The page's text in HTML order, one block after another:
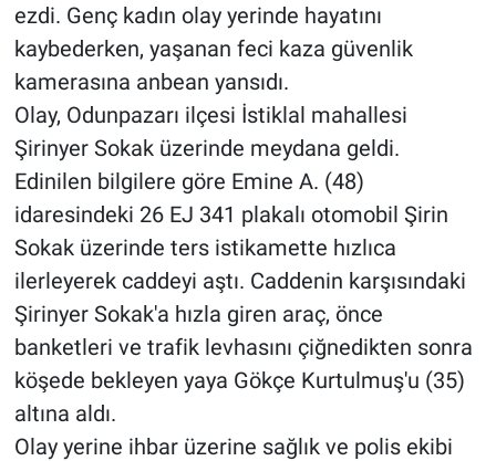
ezdi. Genç kadın olay yerinde hayatını
kaybederken, yaşanan feci kaza güvenlik
kamerasına anbean yansıdı.
Olay, Odunpazarı ilçesi İstiklal mahallesi
Şirinyer Sokak üzerinde meydana geldi.
Edinilen bilgilere göre Emine A. (48)
idaresindeki 26 EJ 341 plakalı otomobil Şirin
Sokak üzerinde ters istikamette hızlıca
ilerleyerek caddeyi aştı. Caddenin karşısındaki
Şirinyer Sokak'a hızla giren araç, önce
banketleri ve trafik levhasını çiğnedikten sonra
köşede bekleyen yaya Gökçe Kurtulmuş'u (35)
altına aldı.
Olay yerine ihbar üzerine sağlık ve polis ekibi